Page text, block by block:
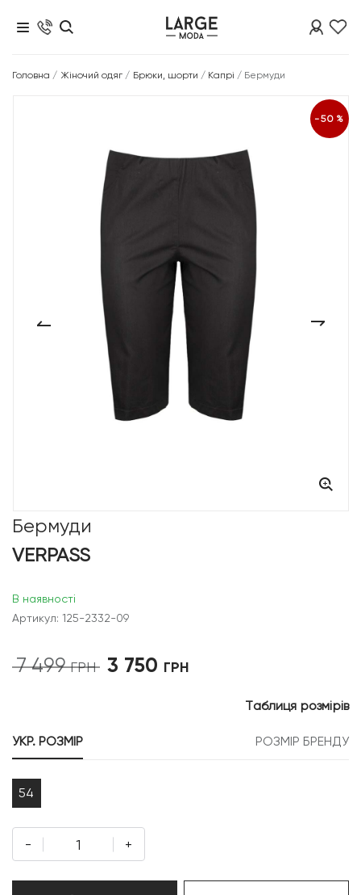
Головна / Жіночий одяг / Брюки, шорти / Капрі / Бермуди
-50%
Бермуди
VERPASS
В наявності
Артикул: 125-2332-09
7 499ГРН
Оригінальна
3 750 ГРН
УКР. РОЗМІР
РОЗМІР БРЕНДУ
Таблиця розмірів
54
- +